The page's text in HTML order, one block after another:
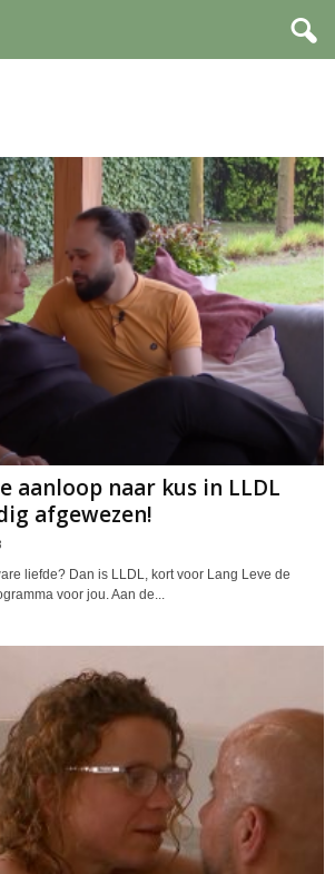
aanloop naar kus in LLDL
afgewezen!
liefde? Dan is LLDL, kort voor Lang Leve de
voor jou. Aan de...